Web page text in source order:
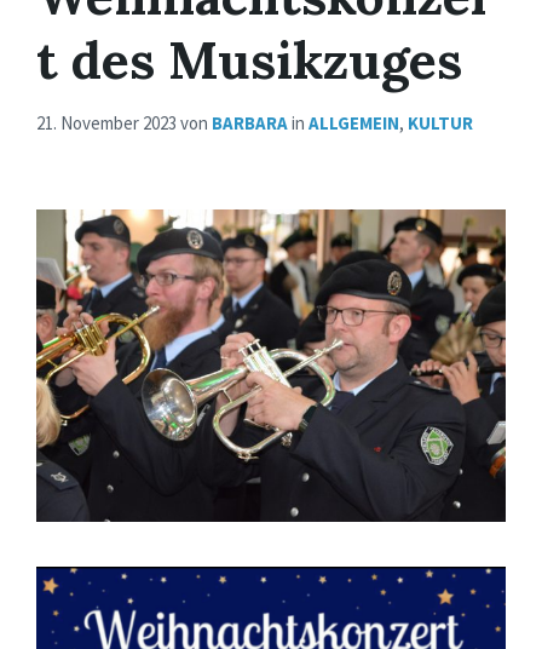
t des Musikzuges
21. November 2023 von BARBARAin ALLGEMEIN, KULTUR